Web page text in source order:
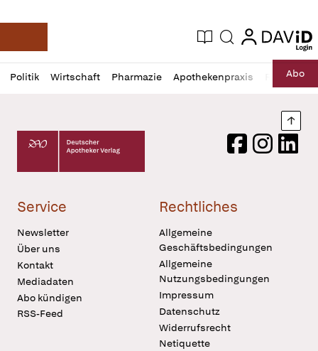
Deutsche Apotheker Zeitung
Aktuelle Ausgabe
Suche login
login
Politik Wirtschaft Pharmazie Apothekenpraxis RechtAbo
Profil
öffnen
Daz
Pur
Deutscher Apotheker Verlag Logo
FacebookInstagram
Service
Newsletter
Über uns
Kontakt
Mediadaten
Abo kündigen
RSS-Feed
Rechtliches
Allgemeine
Geschäftsbedingungen
Allgemeine
Nutzungsbedingungen
Impressum
Datenschutz
Widerrufsrecht
Netiquette